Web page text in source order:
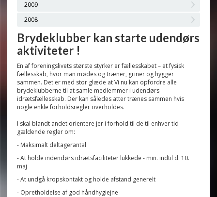
2009
2008
Brydeklubber kan starte udendørs
aktiviteter !
En af foreningslivets største styrker er fællesskabet – et fysisk
fællesskab, hvor man mødes og træner, griner og hygger
sammen. Det er med stor glæde at Vi nu kan opfordre alle
brydeklubberne til at samle medlemmer i udendørs
idrætsfællesskab. Der kan således atter trænes sammen hvis
nogle enkle forholdsregler overholdes.
I skal blandt andet orientere jer i forhold til de til enhver tid
gældende regler om:
- Maksimalt deltagerantal
- At holde indendørs idrætsfaciliteter lukkede - min. indtil d. 10.
maj
- At undgå kropskontakt og holde afstand generelt
- Opretholdelse af god håndhygiejne